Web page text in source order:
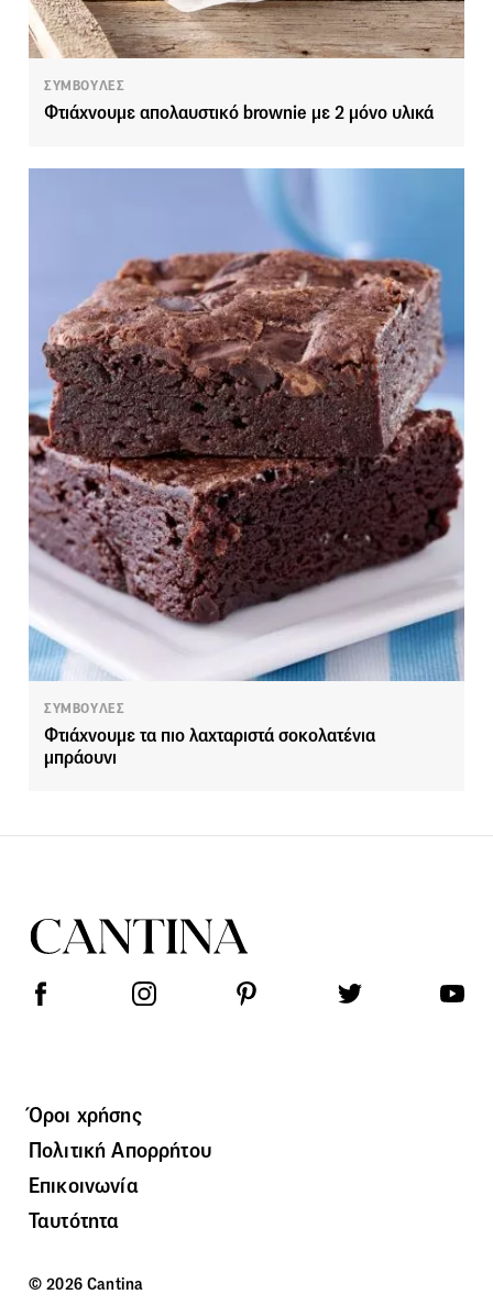
ΣΥΜΒΟΥΛΕΣ
Φτιάχνουμε απολαυστικό brownie με 2 μόνο υλικά
ΣΥΜΒΟΥΛΕΣ
Φτιάχνουμε τα πιο λαχταριστά σοκολατένια
μπράουνι
Όροι χρήσης
Πολιτική Απορρήτου
Επικοινωνία
Ταυτότητα
© 2026 Cantina